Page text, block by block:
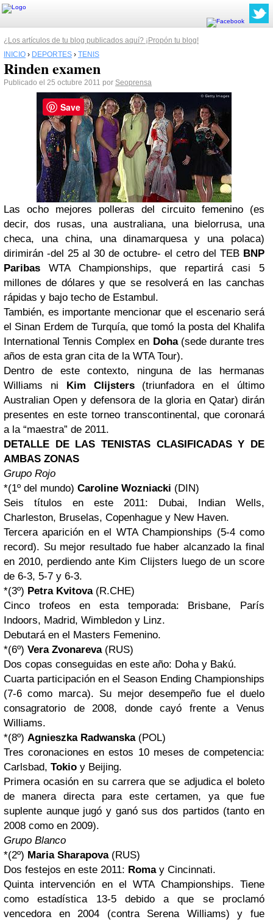
¿Los artículos de tu blog publicados aquí? ¡Propón tu blog!
INICIO › DEPORTES › TENIS
Rinden examen
Publicado el 25 octubre 2011 por Seoprensa
Las ocho mejores polleras del circuito femenino (es
decir, dos rusas, una australiana, una bielorrusa, una
checa, una china, una dinamarquesa y una polaca)
dirimirán -del 25 al 30 de octubre- el cetro del TEB BNP
Paribas WTA Championships, que repartirá casi 5
millones de dólares y que se resolverá en las canchas
rápidas y bajo techo de Estambul.
También, es importante mencionar que el escenario será
el Sinan Erdem de Turquía, que tomó la posta del Khalifa
International Tennis Complex en Doha(sede durante tres
años de esta gran cita de la WTA Tour).
Dentro de este contexto, ninguna de las hermanas
Williams ni Kim Clijsters(triunfadora en el último
Australian Open y defensora de la gloria en Qatar) dirán
presentes en este torneo transcontinental, que coronará
a la “maestra” de 2011.
DETALLE DE LAS TENISTAS CLASIFICADAS Y DE
AMBAS ZONAS
Grupo Rojo
*(1º del mundo) Caroline Wozniacki (DIN)
Seis títulos en este 2011: Dubai, Indian Wells,
Charleston, Bruselas, Copenhague y New Haven.
Tercera aparición en el WTA Championships (5-4 como
record). Su mejor resultado fue haber alcanzado la final
en 2010, perdiendo ante Kim Clijsters luego de un score
de 6-3, 5-7 y 6-3.
*(3º) Petra Kvitova(R.CHE)
Cinco trofeos en esta temporada: Brisbane, París
Indoors, Madrid, Wimbledon y Linz.
Debutará en el Masters Femenino.
*(6º) Vera Zvonareva(RUS)
Dos copas conseguidas en este año: Doha y Bakú.
Cuarta participación en el Season Ending Championships
(7-6 como marca). Su mejor desempeño fue el duelo
consagratorio de 2008, donde cayó frente a Venus
Williams.
*(8º) Agnieszka Radwanska(POL)
Tres coronaciones en estos 10 meses de competencia:
Carlsbad, Tokio y Beijing.
Primera ocasión en su carrera que se adjudica el boleto
de manera directa para este certamen, ya que fue
suplente aunque jugó y ganó sus dos partidos (tanto en
2008 como en 2009).
Grupo Blanco
*(2º) Maria Sharapova(RUS)
Dos festejos en este 2011: Romay Cincinnati.
Quinta intervención en el WTA Championships. Tiene
como estadística 13-5 debido a que se proclamó
vencedora en 2004 (contra Serena Williams) y fue
Save